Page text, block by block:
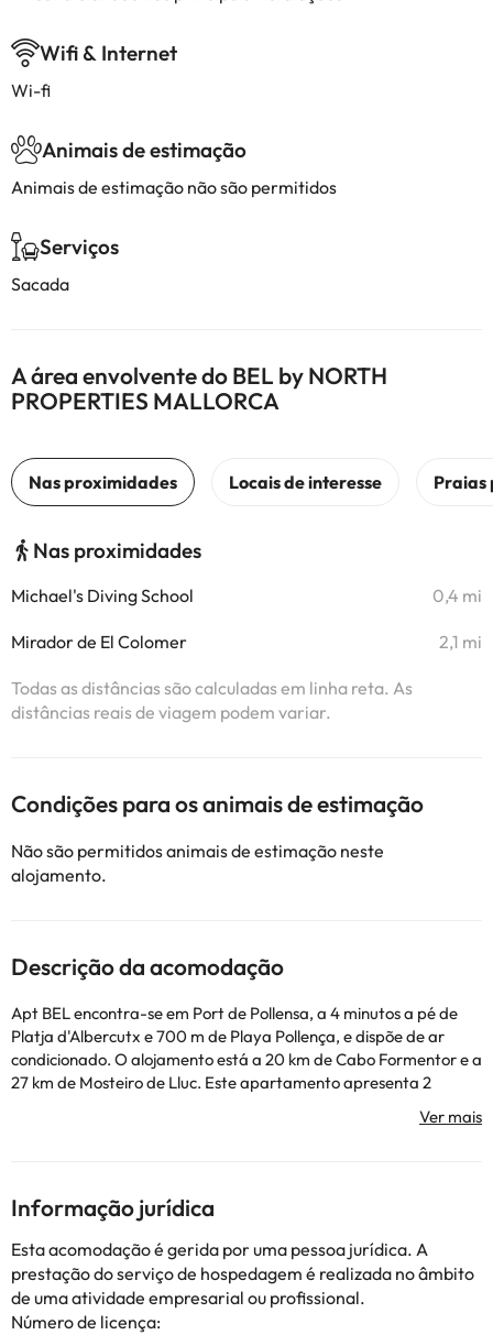
Wifi & Internet
Wi-fi
Animais de estimação
Animais de estimação não são permitidos
Serviços
Sacada
A área envolvente do BEL by NORTH
PROPERTIES MALLORCA
Nas proximidades
Michael's Diving School 0,4 mi
Mirador de El Colomer 2,1 mi
Todas as distâncias são calculadas em linha reta. As
distâncias reais de viagem podem variar.
Condições para os animais de estimação
Não são permitidos animais de estimação neste
alojamento.
Descrição da acomodação
Apt BEL encontra-se em Port de Pollensa, a 4 minutos a pé de
Platja d'Albercutx e 700 m de Playa Pollença, e dispõe de ar
condicionado. O alojamento está a 20 km de Cabo Formentor e a
27 km de Mosteiro de Lluc. Este apartamento apresenta 2
quartos, 2 casas de banho, roupa de cama, toalhas, uma
televisão de ecrã plano com canais por satélite, uma cozinha
Natural de S'Albufera de Mallorca está a 18 km da propriedade.
O aeroporto mais próximo é o Aeroporto de Palma de Maiorca,
que fica a 68 km de Apt BEL.
Esta propriedade não permite a realização de festas de
despedida de solteiros(as) e festas semelhantes.
Informação jurídica
Esta acomodação é gerida por uma pessoa jurídica. A
prestação do serviço de hospedagem é realizada no âmbito
de uma atividade empresarial ou profissional.
Número de licença: